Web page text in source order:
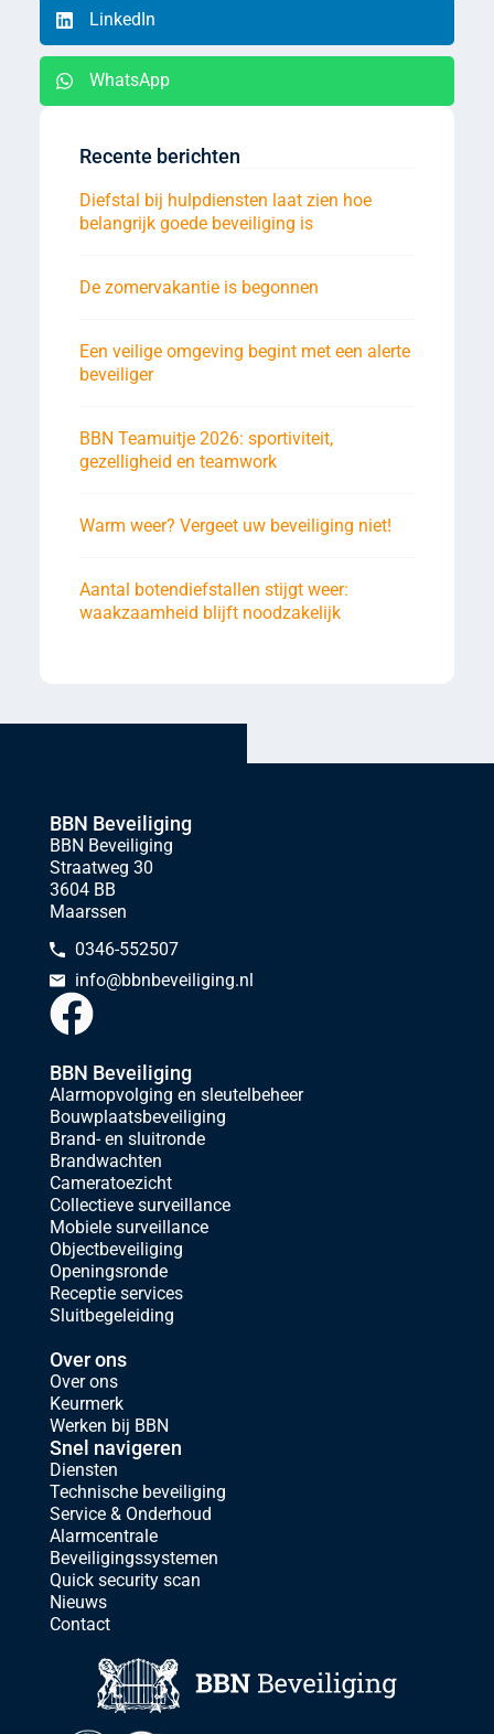
LinkedIn
WhatsApp
Recente berichten
Diefstal bij hulpdiensten laat zien hoe
belangrijk goede beveiliging is
De zomervakantie is begonnen
Een veilige omgeving begint met een alerte
beveiliger
BBN Teamuitje 2026: sportiviteit,
gezelligheid en teamwork
Warm weer? Vergeet uw beveiliging niet!
Aantal botendiefstallen stijgt weer:
waakzaamheid blijft noodzakelijk
BBN Beveiliging
BBN Beveiliging
Straatweg 30
3604 BB
Maarssen
0346-552507
info@bbnbeveiliging.nl
BBN Beveiliging
Alarmopvolging en sleutelbeheer
Bouwplaatsbeveiliging
Brand- en sluitronde
Brandwachten
Cameratoezicht
Collectieve surveillance
Mobiele surveillance
Objectbeveiliging
Openingsronde
Receptie services
Sluitbegeleiding
Over ons
Over ons
Keurmerk
Werken bij BBN
Snel navigeren
Diensten
Technische beveiliging
Service & Onderhoud
Alarmcentrale
Beveiligingssystemen
Quick security scan
Nieuws
Contact